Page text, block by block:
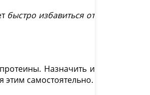
быстро избавиться от
Назначить и
самостоятельно.